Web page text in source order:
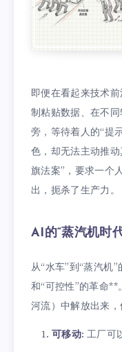
即便在看起来技术
制粘贴数据、在不
旁，等待着人的“提
色，却无法主动推
旗法案”，要求一个
出，扼杀了生产力。
AI的“蒸汽机时
从“水车”到“蒸汽机
和“可控性”的革命
河流）中解放出来，
可移动: 工厂可